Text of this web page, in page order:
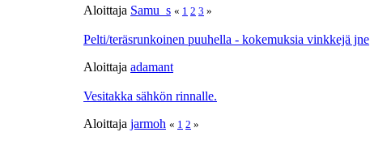
Aloittaja Samu_s « 1 2 3 »
Pelti/teräsrunkoinen puuhella - kokemuksia vinkkejä jne
Aloittaja adamant
Vesitakka sähkön rinnalle.
Aloittaja jarmoh « 1 2 »